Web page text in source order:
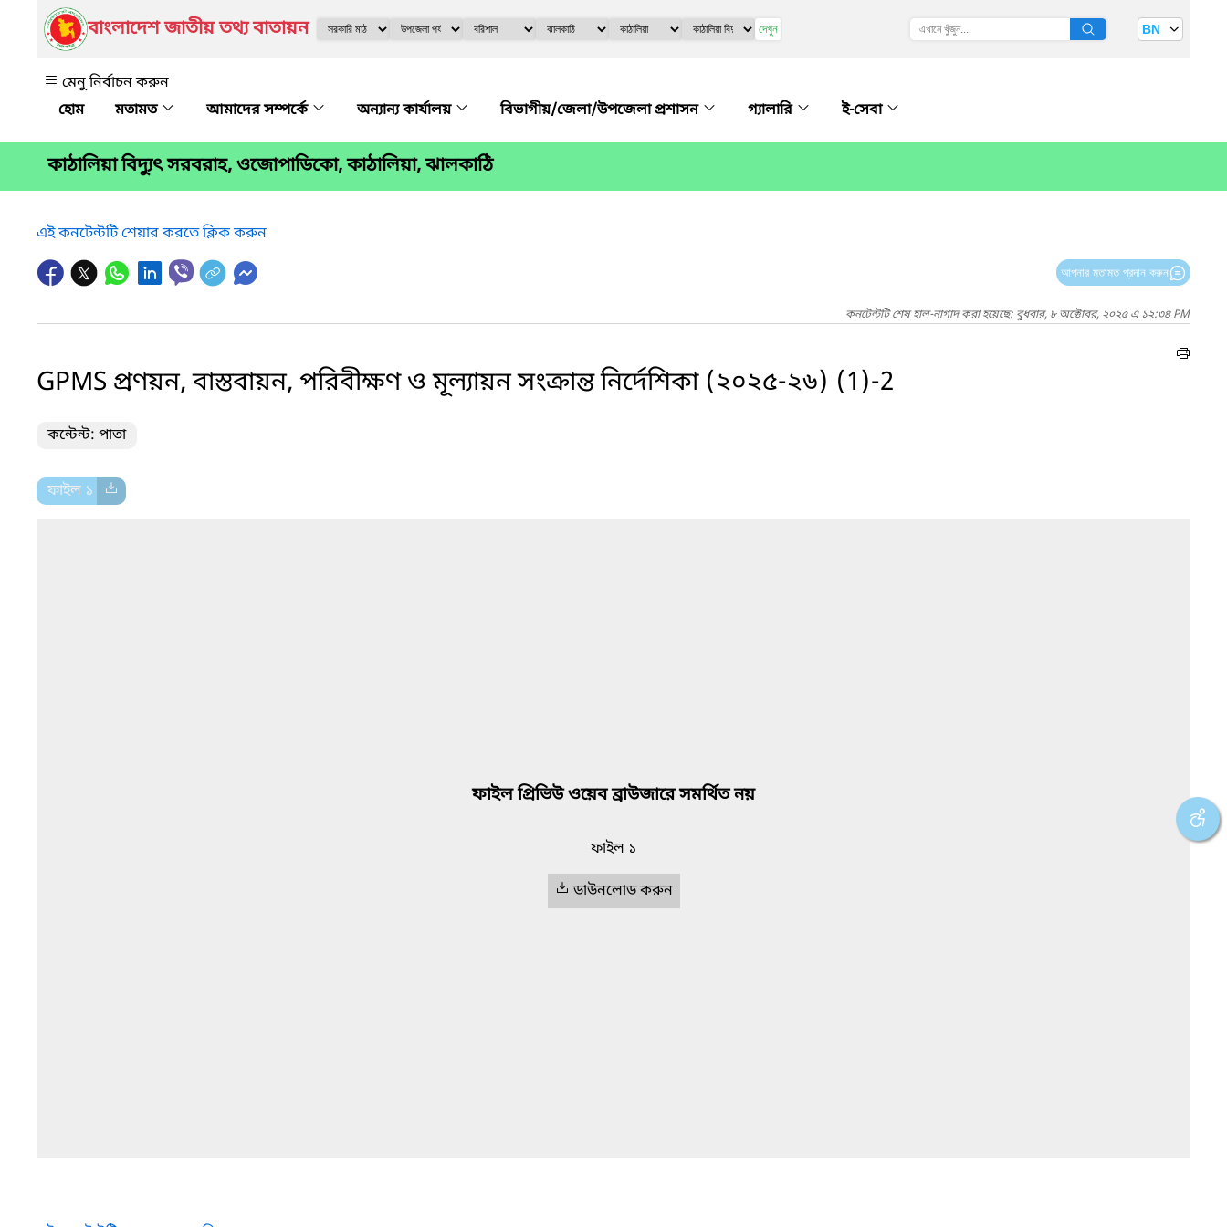
বাংলাদেশ জাতীয় তথ্য বাতায়ন দেখুন BN
মেনু নির্বাচন করুন
মতামত
আমাদের সম্পর্কে অন্যান্য কার্যালয় বিভাগীয়/জেলা/উপজেলা প্রশাসন গ্যালারি ই-সেবা
কাঠালিয়া বিদ্যুৎ সরবরাহ, ওজোপাডিকো, কাঠালিয়া, ঝালকাঠি
এই কনটেন্টটি শেয়ার করতে ক্লিক করুন
আপনার মতামত প্রদান করুন
কনটেন্টটি শেষ হাল-নাগাদ করা হয়েছে: বুধবার, ৮ অক্টোবর, ২০২৫ এ ১২:৩৪ PM
GPMS প্রণয়ন, বাস্তবায়ন, পরিবীক্ষণ ও মূল্যায়ন সংক্রান্ত নির্দেশিকা (২০২৫-২৬) (1)-2
কন্টেন্ট: পাতা
ফাইল ১
ফাইল প্রিভিউ ওয়েব ব্রাউজারে সমর্থিত নয়
ফাইল ১
ডাউনলোড করুন